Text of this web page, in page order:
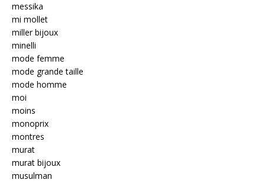
messika
mi mollet
miller bijoux
minelli
mode femme
mode grande taille
mode homme
moi
moins
monoprix
montres
murat
murat bijoux
musulman